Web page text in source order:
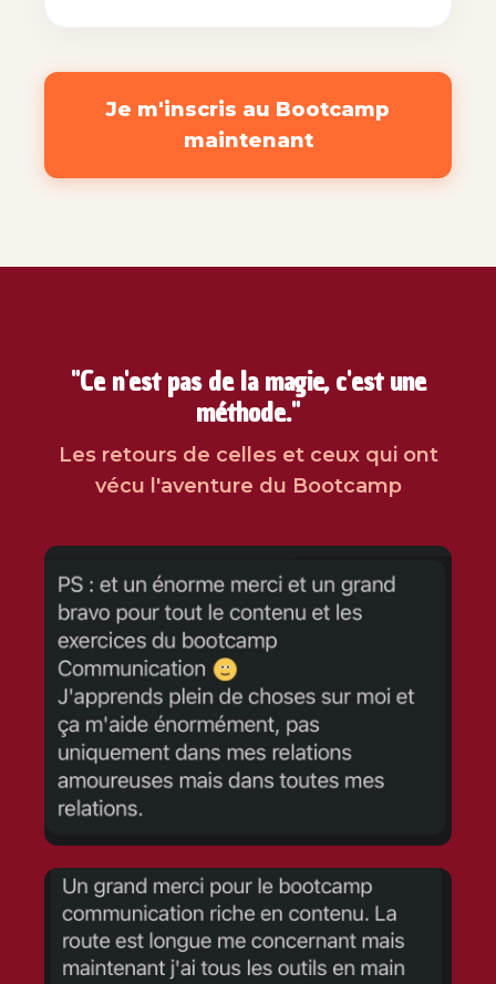
Je m'inscris au Bootcamp
maintenant
"Ce n'est pas de la magie, c'est une
méthode."
Les retours de celles et ceux qui ont
vécu l'aventure du Bootcamp